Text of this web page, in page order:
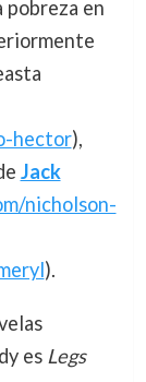
pobreza en
hector),
Jack
nicholson-
).
es Legs